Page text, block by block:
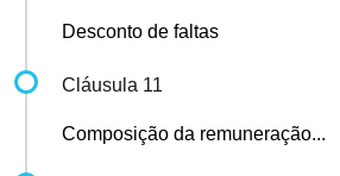
Desconto de faltas
Cláusula 11
Composição da remuneração...